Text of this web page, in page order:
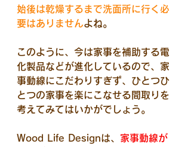
始後は乾燥するまで洗面所に行く必
要はありませんよね。
このように、今は家事を補助する電
化製品などが進化しているので、家
事動線にこだわりすぎず、ひとつひ
とつの家事を楽にこなせる間取りを
考えてみてはいかがでしょう。
Wood Life Designは、 家事動線が